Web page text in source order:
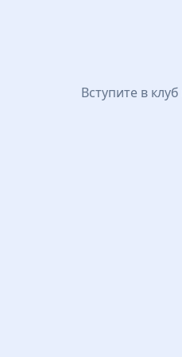
Вступите в